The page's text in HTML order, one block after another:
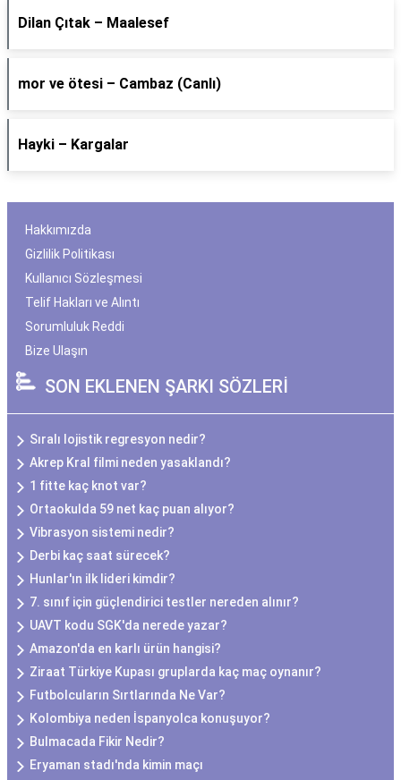
Dilan Çıtak – Maalesef
​mor ve ötesi – Cambaz (Canlı)
Hayki – Kargalar
Hakkımızda
Gizlilik Politikası
Kullanıcı Sözleşmesi
Telif Hakları ve Alıntı
Sorumluluk Reddi
Bize Ulaşın
SON EKLENEN ŞARKI SÖZLERİ
Sıralı lojistik regresyon nedir?
Akrep Kral filmi neden yasaklandı?
1 fitte kaç knot var?
Ortaokulda 59 net kaç puan alıyor?
Vibrasyon sistemi nedir?
Derbi kaç saat sürecek?
Hunlar'ın ilk lideri kimdir?
7. sınıf için güçlendirici testler nereden alınır?
UAVT kodu SGK'da nerede yazar?
Amazon'da en karlı ürün hangisi?
Ziraat Türkiye Kupası gruplarda kaç maç oynanır?
Futbolcuların Sırtlarında Ne Var?
Kolombiya neden İspanyolca konuşuyor?
Bulmacada Fikir Nedir?
Eryaman stadı'nda kimin maçı